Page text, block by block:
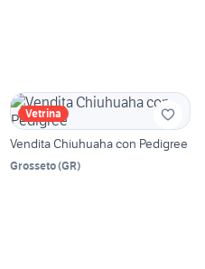
Vetrina
Vendita Chiuhuaha con Pedigree
Grosseto(GR)